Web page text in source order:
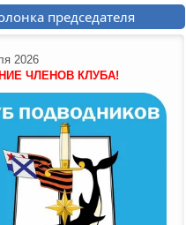
председателя
2026
ЧЛЕНОВ КЛУБА!